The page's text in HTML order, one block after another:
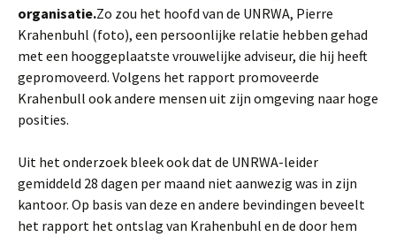
organisatie.Zo zou het hoofd van de UNRWA, Pierre
Krahenbuhl (foto), een persoonlijke relatie hebben gehad
met een hooggeplaatste vrouwelijke adviseur, die hij heeft
gepromoveerd. Volgens het rapport promoveerde
Krahenbull ook andere mensen uit zijn omgeving naar hoge
posities.
Uit het onderzoek bleek ook dat de UNRWA-leider
gemiddeld 28 dagen per maand niet aanwezig was in zijn
kantoor. Op basis van deze en andere bevindingen beveelt
het rapport het ontslag van Krahenbuhl en de door hem